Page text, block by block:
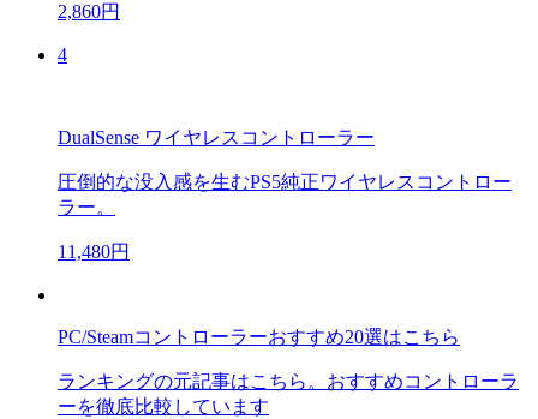
2,860円
4
DualSense ワイヤレスコントローラー
圧倒的な没入感を生むPS5純正ワイヤレスコントロー
ラー。
11,480円
PC/Steamコントローラーおすすめ20選はこちら
ランキングの元記事はこちら。おすすめコントローラ
ーを徹底比較しています